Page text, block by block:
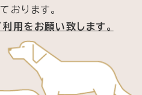
おります。
用をお願い致します。